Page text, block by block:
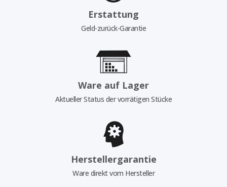
Erstattung
Geld-zurück-Garantie
Ware auf Lager
Aktueller Status der vorrätigen Stücke
Herstellergarantie
Ware direkt vom Hersteller